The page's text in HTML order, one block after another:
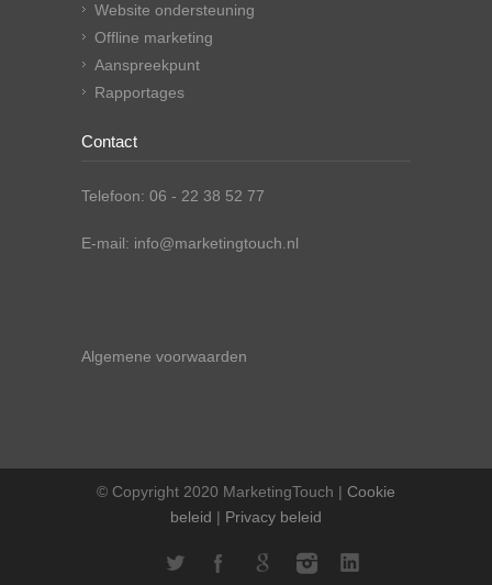
Website ondersteuning
Offline marketing
Aanspreekpunt
Rapportages
Contact
Telefoon: 06 - 22 38 52 77
E-mail: info@marketingtouch.nl
Algemene voorwaarden
© Copyright 2020 MarketingTouch | Cookie
beleid | Privacy beleid